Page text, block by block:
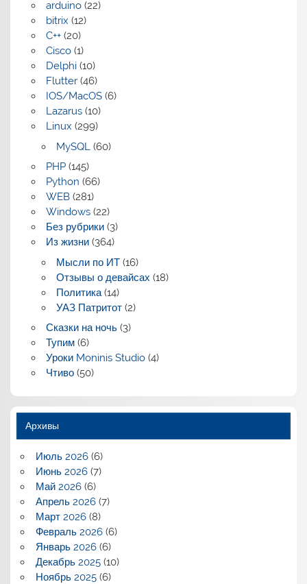
arduino(22)
bitrix (12)
C++(20)
Cisco(1)
Delphi(10)
Flutter(46)
IOS/MacOS(6)
Lazarus(10)
Linux (299)
MySQL (60)
PHP(145)
Python (66)
WEB(281)
Windows(22)
Без рубрики(3)
Из жизни(364)
Мысли по ИТ(16)
Отзывы о девайсах (18)
Политика(14)
УАЗ Патритот(2)
Сказки на ночь(3)
Тупим(6)
Уроки Moninis Studio(4)
Чтиво(50)
Архивы
Июль 2026(6)
Июнь 2026(7)
Май 2026(6)
Апрель 2026(7)
Март 2026(8)
Февраль 2026(6)
Январь 2026(6)
Декабрь 2025(10)
Ноябрь 2025(6)